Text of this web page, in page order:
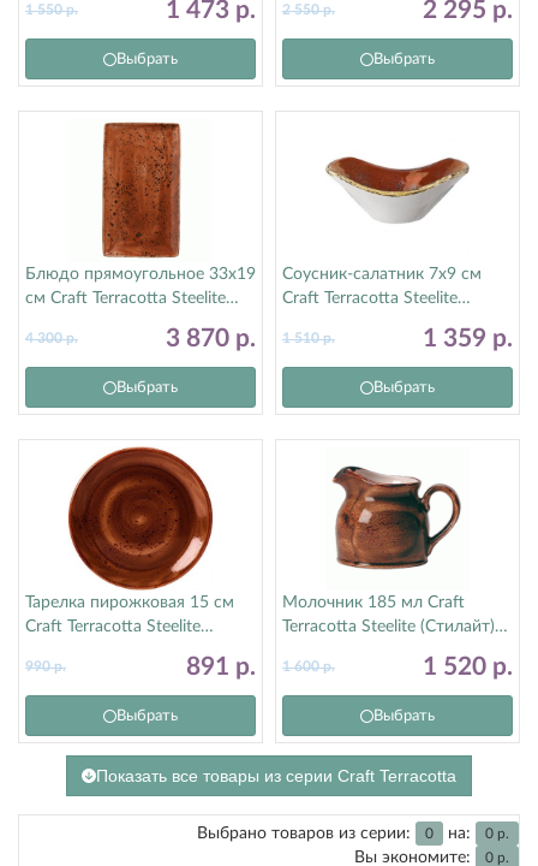
1 473 р.
1 550р.
Выбрать
2 295 р.
2 550р.
Выбрать
Блюдо прямоугольное 33х19
см Craft Terracotta Steelite
3 870 р.
4 300р.
Выбрать
Соусник-салатник 7х9 см
Craft Terracotta Steelite
1 359 р.
1 510р.
Выбрать
Тарелка пирожковая 15 см
Craft Terracotta Steelite
891 р.
990р.
Выбрать
Молочник 185 мл Craft
Terracotta Steelite (Стилайт)
1 520 р.
1 600р.
Выбрать
Показать все товары из серии Craft Terracotta
Выбрано товаров из серии: 0 на: 0 р.
Вы экономите: 0 р.